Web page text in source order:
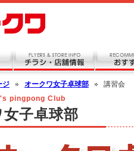
ジ オークワ女子卓球部
講習会
pingpong Club
子卓球部